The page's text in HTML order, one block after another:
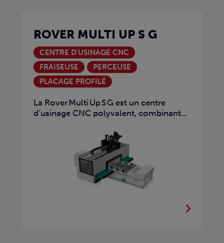
ROVER MULTI UP S G
CENTRE D'USINAGE CNC
FRAISEUSE
PERCEUSE
PLACAGE PROFILÉ
La Rover Multi Up S G est un centre
d’usinage CNC polyvalent, combinant...